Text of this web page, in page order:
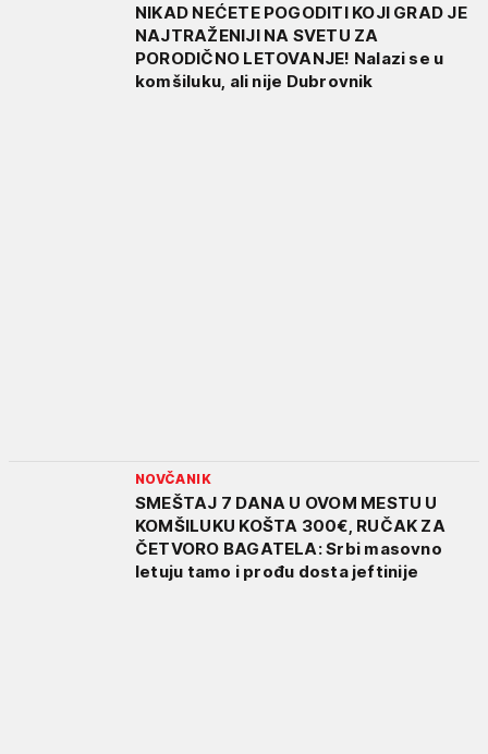
NIKAD NEĆETE POGODITI KOJI GRAD JE
NAJTRAŽENIJI NA SVETU ZA
PORODIČNO LETOVANJE! Nalazi se u
komšiluku, ali nije Dubrovnik
NOVČANIK
SMEŠTAJ 7 DANA U OVOM MESTU U
KOMŠILUKU KOŠTA 300€, RUČAK ZA
ČETVORO BAGATELA: Srbi masovno
letuju tamo i prođu dosta jeftinije